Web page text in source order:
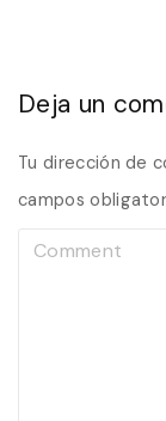
Deja un
Tu dirección de
campos